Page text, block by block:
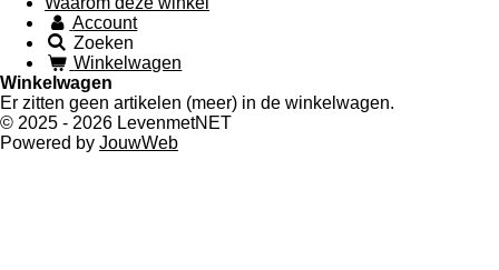
Account
Zoeken
Winkelwagen
Winkelwagen
Er zitten geen artikelen (meer) in de winkelwagen.
© 2025 - 2026 LevenmetNET
Powered by JouwWeb